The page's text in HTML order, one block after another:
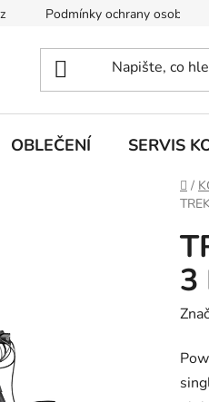
Podmínky ochrany osobních
OBLEČENÍ SERVIS
/
3